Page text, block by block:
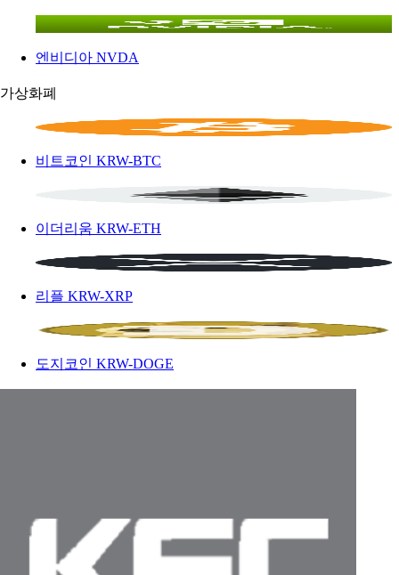
엔비디아 NVDA
가상화폐
비트코인 KRW-BTC
이더리움 KRW-ETH
리플 KRW-XRP
도지코인 KRW-DOGE